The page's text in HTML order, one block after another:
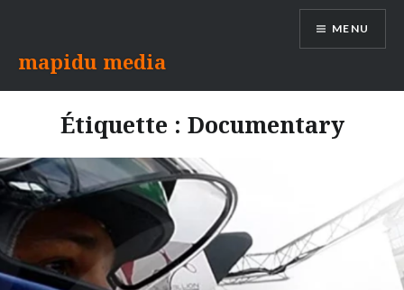
contenu
mapidu media
MENU
Étiquette : Documentary